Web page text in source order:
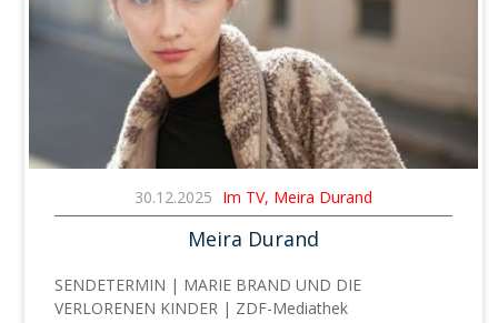
30.12.2025 Im TV, Meira Durand
Meira Durand
SENDETERMIN | MARIE BRAND UND DIE
VERLORENEN KINDER | ZDF-Mediathek